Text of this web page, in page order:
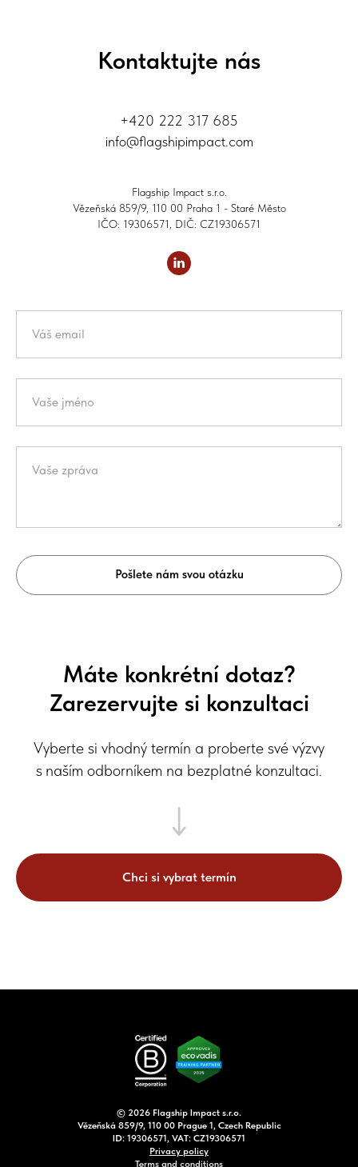
Kontaktujte nás
+420 222 317 685
info@flagshipimpact.com
Flagship Impact s.r.o.
Vězeňská 859/9, 110 00 Praha 1 - Staré Město
IČO: 19306571, DIČ: CZ19306571
Váš email
Vaše jméno
Vaše zpráva
Pošlete nám svou otázku
Máte konkrétní dotaz?
Zarezervujte si konzultaci
Vyberte si vhodný termín a proberte své výzvy
s naším odborníkem na bezplatné konzultaci.
Chci si vybrat termín
© 2026 Flagship Impact s.r.o.
Vězeňská 859/9, 110 00 Prague 1, Czech Republic
ID: 19306571, VAT: CZ19306571
Privacy policy
Terms and conditions